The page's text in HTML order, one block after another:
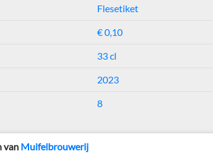
Flesetiket
€ 0,10
33 cl
2023
8
van Muifelbrouwerij